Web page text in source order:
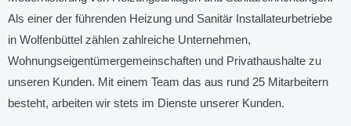
Modernisierung von Heizungsanlagen und Sanitäreinrichtungen.
Als einer der führenden Heizung und Sanitär Installateurbetriebe
Wohnungseigentümergemeinschaften und Privathaushalte zu